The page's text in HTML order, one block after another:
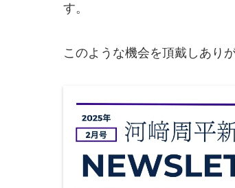
す。
このような機会を頂戴しあり